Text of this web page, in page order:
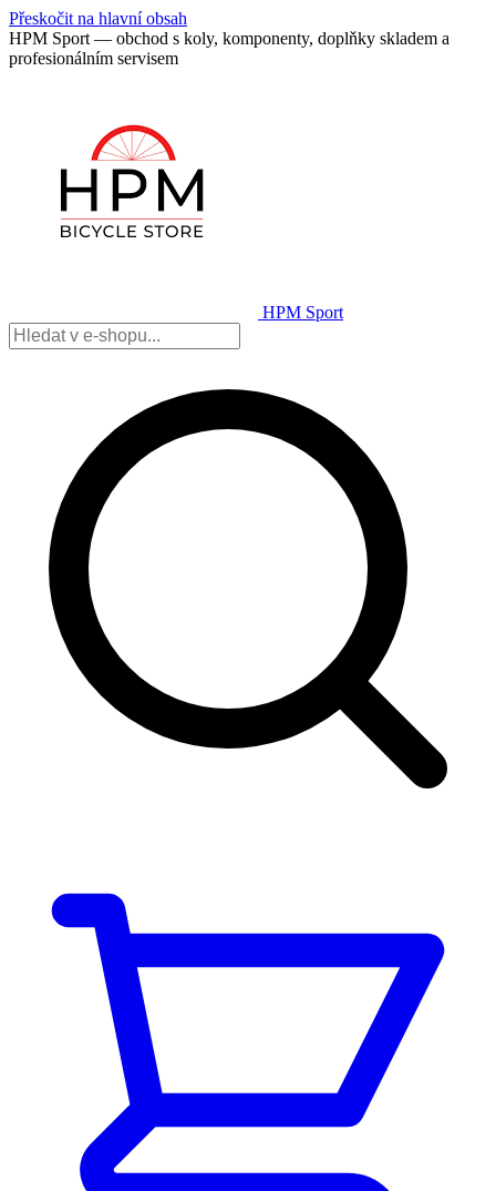
Přeskočit na hlavní obsah
HPM Sport — obchod s koly, komponenty, doplňky skladem a
profesionálním servisem
HPM Sport